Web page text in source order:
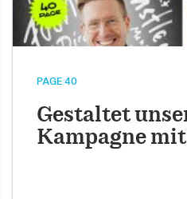
PAGE 40
Gestaltet
Kampagne